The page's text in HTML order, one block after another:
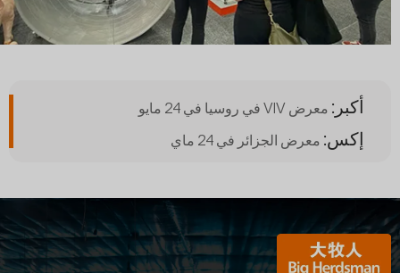
أكبر: معرض VIV في روسيا في 24 مايو
إكس: معرض الجزائر في 24 ماي